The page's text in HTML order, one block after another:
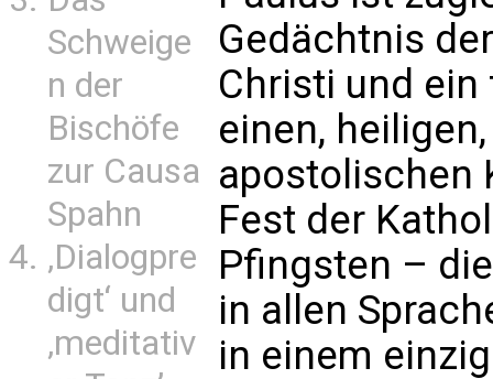
Schweige
n der
Bischöfe
zur Causa
Spahn
‚Dialogpre
digt‘ und
‚meditativ
Gedächtnis
Christi und
einen,
apostolischen
Fest der
Pfingsten –
in allen
in einem